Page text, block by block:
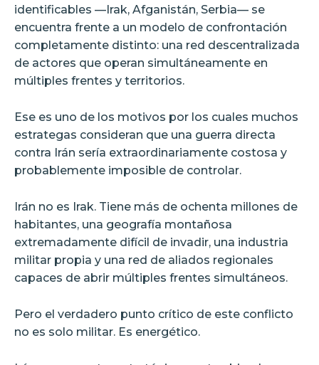
identificables —Irak, Afganistán, Serbia— se
encuentra frente a un modelo de confrontación
completamente distinto: una red descentralizada
de actores que operan simultáneamente en
múltiples frentes y territorios.
Ese es uno de los motivos por los cuales muchos
estrategas consideran que una guerra directa
contra Irán sería extraordinariamente costosa y
probablemente imposible de controlar.
Irán no es Irak. Tiene más de ochenta millones de
habitantes, una geografía montañosa
extremadamente difícil de invadir, una industria
militar propia y una red de aliados regionales
capaces de abrir múltiples frentes simultáneos.
Pero el verdadero punto crítico de este conflicto
no es solo militar. Es energético.